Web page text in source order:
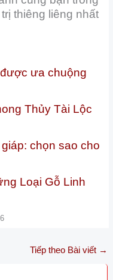
thiêng liêng nhất
ưa chuộng
Thủy Tài Lộc
chọn sao cho
Loại Gỗ Linh
Tiếp theo Bài viết →